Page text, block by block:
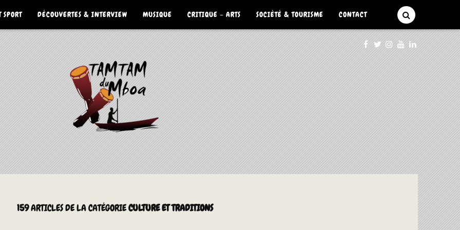
DÉCOUVERTES & INTERVIEW MUSIQUE CRITIQUE – ARTS SOCIÉTÉ & TOURISME CONTACT
159ARTICLES DE LA CATÉGORIECULTURE ET TRADITIONS